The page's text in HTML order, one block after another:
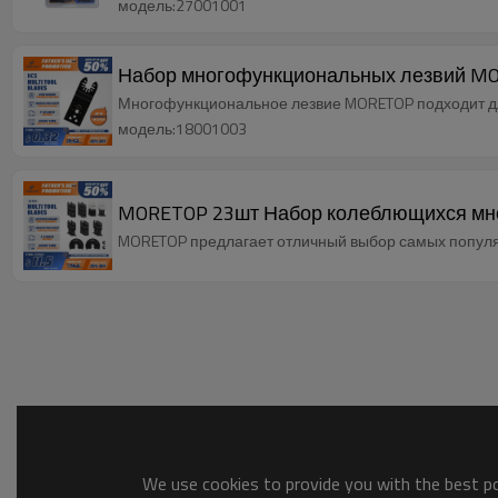
модель:27001001
Набор многофункциональных лезвий
Многофункциональное лезвие MORETOP подходит
модель:18001003
MORETOP 23шт Набор колеблющихся
MORETOP предлагает отличный выбор самых
We use cookies to provide you with the best